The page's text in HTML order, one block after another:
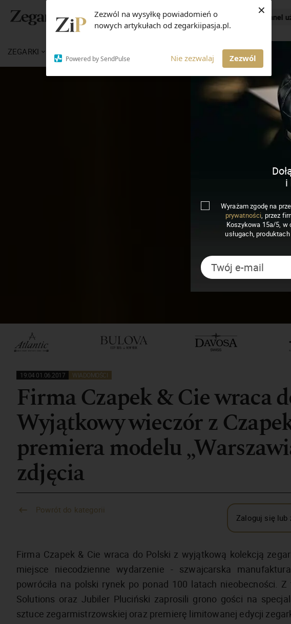
Zezwól na wysyłkę powiadomień o
nowych artykułach od zegarkiipasja.pl.
Powered by SendPulse Nie zezwalaj Zezwól
×
ZEGARKI MAGAZYN
19:04 01.06.2017 WIADOMOŚCI
Firma Czapek & Cie wraca
Wyjątkowy wieczór z
premiera modelu
zdjęcia
Powrót do kategorii
Zaloguj się lub
Firma Czapek & Cie wraca do Polski z wyjątkową kolekcją
miejsce niecodzienne wydarzenie - szwajcarska
powróciła na polski rynek po ponad 100 latach nieobecności.
Solutions oraz Jubiler Pluciński zaprosili grono gości na
sztuce zegarmistrzowskiej oraz premierę limitowanej edycji
i
Wyrażam zgodę na
prywatności, przez
Koszykowa 15a/5, w
usługach,